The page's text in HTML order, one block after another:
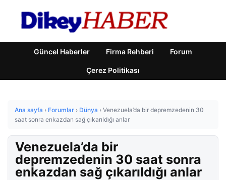
Güncel Haberler Firma Rehberi Forum
Çerez Politikası
Ana sayfa › Forumlar › Dünya › Venezuela’da bir depremzedenin 30
saat sonra enkazdan sağ çıkarıldığı anlar
Venezuela’da bir
depremzedenin 30 saat sonra
enkazdan sağ çıkarıldığı anlar